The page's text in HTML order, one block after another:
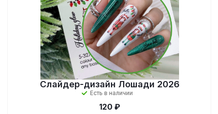
Слайдер-дизайн Лошади 2026
Есть в наличии
120 ₽